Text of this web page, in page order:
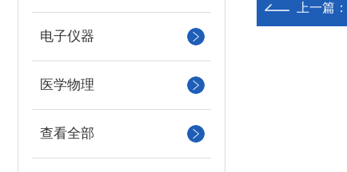
电子仪器
医学物理
查看全部
上一篇：